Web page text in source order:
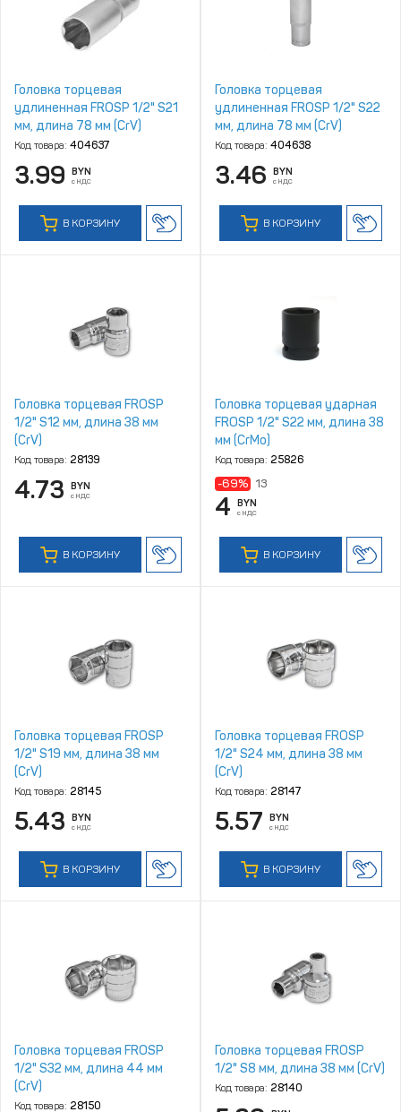
Головка торцевая
удлиненная FROSP 1/2" S21
мм, длина 78 мм (CrV)
Код товара: 404637
3.99 BYN
с НДС
В КОРЗИНУ
Головка торцевая
удлиненная FROSP 1/2" S22
мм, длина 78 мм (CrV)
Код товара: 404638
3.46 BYN
с НДС
В КОРЗИНУ
Головка торцевая FROSP
1/2" S12 мм, длина 38 мм
(CrV)
Код товара: 28139
4.73 BYN
с НДС
В КОРЗИНУ
Головка торцевая ударная
FROSP 1/2" S22 мм, длина 38
мм (CrMo)
Код товара: 25826
-69% 13
4 BYN
с НДС
В КОРЗИНУ
Головка торцевая FROSP
1/2" S19 мм, длина 38 мм
(CrV)
Код товара: 28145
5.43 BYN
с НДС
В КОРЗИНУ
Головка торцевая FROSP
1/2" S24 мм, длина 38 мм
(CrV)
Код товара: 28147
5.57 BYN
с НДС
В КОРЗИНУ
Головка торцевая FROSP
1/2" S32 мм, длина 44 мм
(CrV)
Код товара: 28150
Головка торцевая FROSP
1/2" S8 мм, длина 38 мм (CrV)
Код товара: 28140